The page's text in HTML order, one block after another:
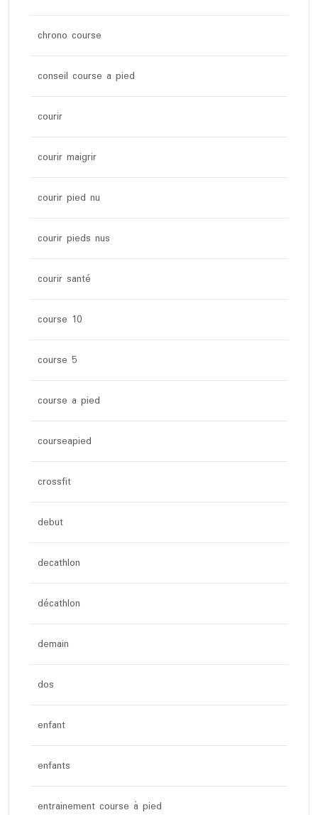
chrono course
conseil course a pied
courir
courir maigrir
courir pied nu
courir pieds nus
courir santé
course 10
course 5
course a pied
courseapied
crossfit
debut
decathlon
décathlon
demain
dos
enfant
enfants
entrainement course à pied